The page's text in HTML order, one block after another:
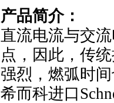
产品简介：
直流电流与交
点，因此，传
强烈，燃弧时
希而科进口